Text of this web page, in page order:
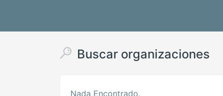
Buscar organizaciones
Nada Encontrado.